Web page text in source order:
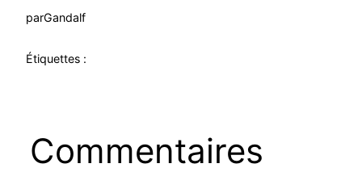
parGandalf
Étiquettes :
Commentaires